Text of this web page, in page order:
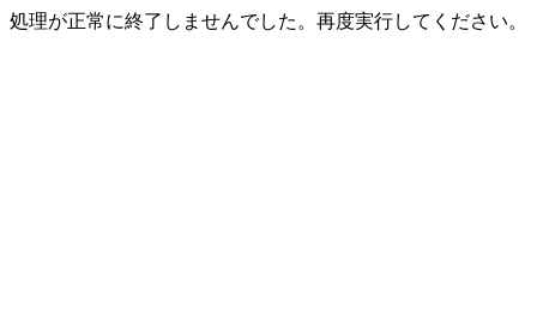
処理が正常に終了しませんでした。再度実行してください。